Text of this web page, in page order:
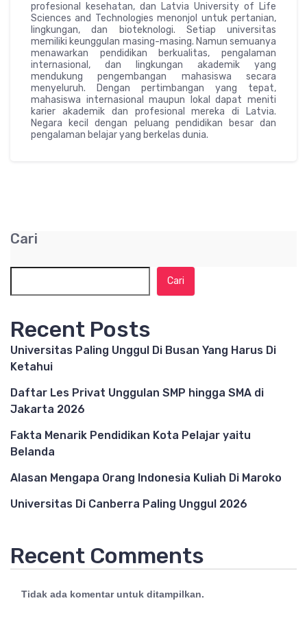
profesional kesehatan, dan Latvia University of Life
Sciences and Technologies menonjol untuk pertanian,
lingkungan, dan bioteknologi. Setiap universitas
memiliki keunggulan masing-masing. Namun semuanya
menawarkan pendidikan berkualitas, pengalaman
internasional, dan lingkungan akademik yang
mendukung pengembangan mahasiswa secara
menyeluruh. Dengan pertimbangan yang tepat,
mahasiswa internasional maupun lokal dapat meniti
karier akademik dan profesional mereka di Latvia.
Negara kecil dengan peluang pendidikan besar dan
pengalaman belajar yang berkelas dunia.
Cari
Cari
Recent Posts
Universitas Paling Unggul Di Busan Yang Harus Di
Ketahui
Daftar Les Privat Unggulan SMP hingga SMA di
Jakarta 2026
Fakta Menarik Pendidikan Kota Pelajar yaitu
Belanda
Alasan Mengapa Orang Indonesia Kuliah Di Maroko
Universitas Di Canberra Paling Unggul 2026
Recent Comments
Tidak ada komentar untuk ditampilkan.